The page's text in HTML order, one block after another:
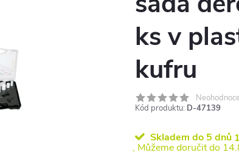
ks v
kufru
Kód produktu: D-47139
Skladem do 5 dnů